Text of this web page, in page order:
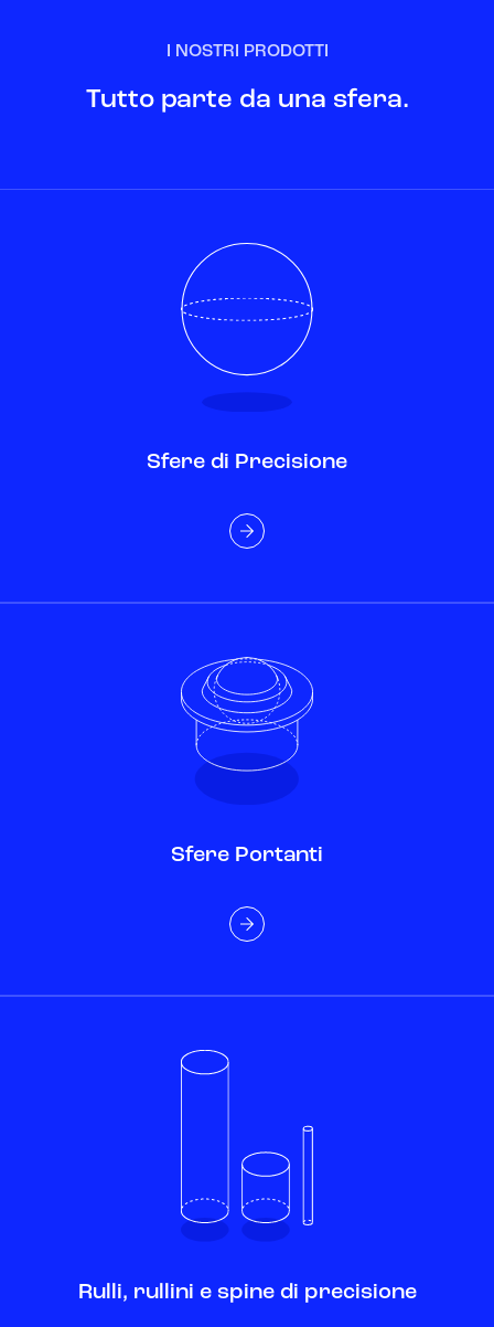
I NOSTRI PRODOTTI
Tutto parte da una sfera.
Sfere di Precisione
Sfere Portanti
Rulli, rullini e spine di precisione